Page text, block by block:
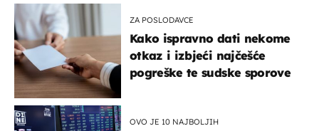
ZA POSLODAVCE
Kako ispravno dati nekome
otkaz i izbjeći najčešće
pogreške te sudske sporove
OVO JE 10 NAJBOLJIH